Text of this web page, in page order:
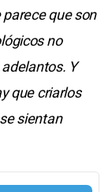
parece que son
no
Y
que criarlos
sientan